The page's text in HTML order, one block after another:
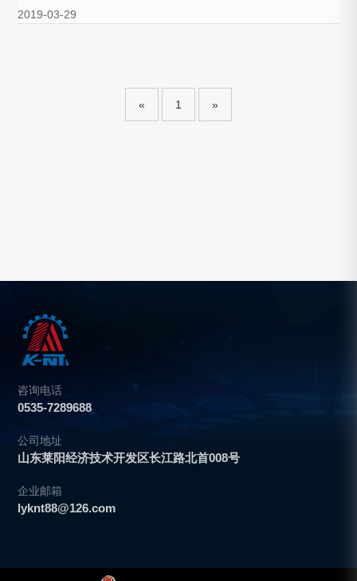
2019-03-29
« 1 »
咨询电话
0535-7289688
公司地址
山东莱阳经济技术开发区长江路北首008号
企业邮箱
lyknt88@126.com